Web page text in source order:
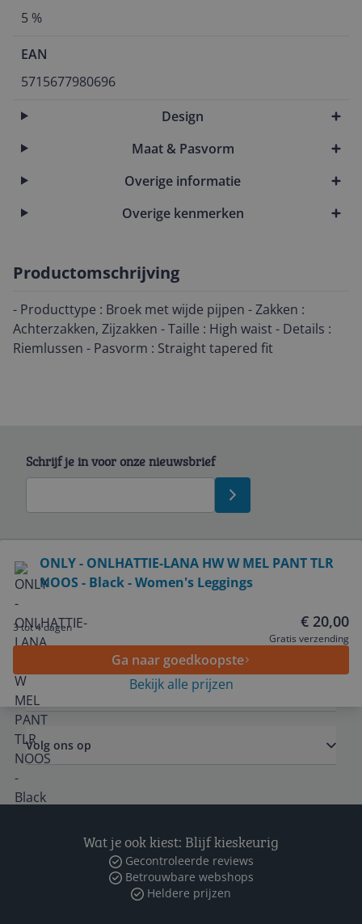
5 %
EAN
5715677980696
Design
Maat & Pasvorm
Overige informatie
Overige kenmerken
Productomschrijving
- Producttype : Broek met wijde pijpen - Zakken :
Achterzakken, Zijzakken - Taille : High waist - Details :
Riemlussen - Pasvorm : Straight tapered fit
ONLY - ONLHATTIE-LANA HW W MEL PANT TLR
NOOS - Black - Women's Leggings
3 tot 4 dagen € 20,00
Gratis verzending
Ga naar goedkoopste
Bekijk alle prijzen
Schrijf je in voor onze nieuwsbrief
Service
Algemeen
Volg ons op
Wat je ook kiest: Blijf kieskeurig
Gecontroleerde reviews
Betrouwbare webshops
Heldere prijzen